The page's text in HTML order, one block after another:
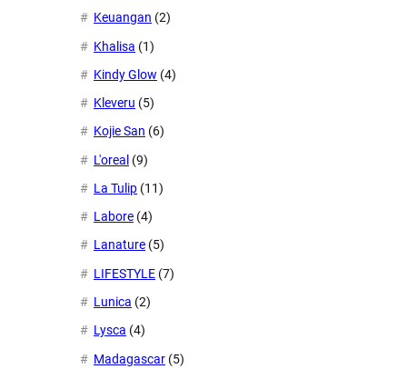
Keuangan (2)
Khalisa (1)
Kindy Glow (4)
Kleveru (5)
Kojie San (6)
L'oreal (9)
La Tulip (11)
Labore (4)
Lanature (5)
LIFESTYLE (7)
Lunica (2)
Lysca (4)
Madagascar (5)